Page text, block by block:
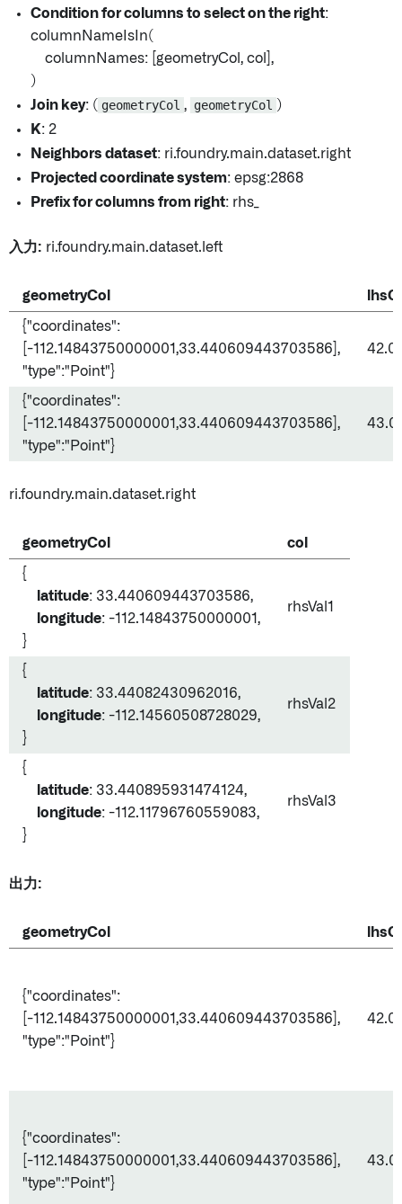
Condition for columns to select on the right:
columnNameIsIn(
columnNames: [geometryCol, col],
)
Join key: ( geometryCol , geometryCol )
K: 2
Neighbors dataset: ri.foundry.main.dataset.right
Projected coordinate system: epsg:2868
Prefix for columns from right: rhs_
入力: ri.foundry.main.dataset.left
geometryCol
{"coordinates":
[-112.14843750000001,33.440609443703586],
"type":"Point"}
42.0
{"coordinates":
[-112.14843750000001,33.440609443703586],
"type":"Point"}
43.0
ri.foundry.main.dataset.right
geometryCol col
{
latitude: 33.440609443703586,
longitude: -112.14843750000001,
}
rhsVal1
{
latitude: 33.44082430962016,
longitude: -112.14560508728029,
}
rhsVal2
{
latitude: 33.440895931474124,
longitude: -112.11796760559083,
}
rhsVal3
出力:
geometryCol
{"coordinates":
[-112.14843750000001,33.440609443703586],
"type":"Point"}
42.0
{"coordinates":
[-112.14843750000001,33.440609443703586],
"type":"Point"}
43.0